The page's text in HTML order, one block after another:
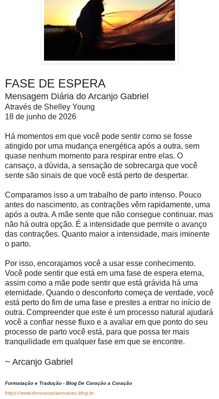
FASE DE ESPERA
Mensagem Diária do Arcanjo Gabriel
Através de Shelley Young
18 de junho de 2026
Há momentos em que você pode sentir como se fosse
atingido por uma mudança energética após a outra, sem
quase nenhum momento para respirar entre elas. O
cansaço, a dúvida, a sensação de sobrecarga que você
sente são sinais de que você está perto de despertar.
Comparamos isso a um trabalho de parto intenso. Pouco
antes do nascimento, as contrações vêm rapidamente, uma
após a outra. A mãe sente que não consegue continuar, mas
não há outra opção. É a intensidade que permite o avanço
das contrações. Quanto maior a intensidade, mais iminente
o parto.
Por isso, encorajamos você a usar esse conhecimento.
Você pode sentir que está em uma fase de espera eterna,
assim como a mãe pode sentir que está grávida há uma
eternidade. Quando o desconforto começa de verdade, você
está perto do fim de uma fase e prestes a entrar no início de
outra. Compreender que este é um processo natural ajudará
você a confiar nesse fluxo e a avaliar em que ponto do seu
processo de parto você está, para que possa ter mais
tranquilidade em qualquer fase em que se encontre.
~ Arcanjo Gabriel
Formatação e Tradução - Blog De Coração a Coração
https://www.decoracaoacoracao.blog.br